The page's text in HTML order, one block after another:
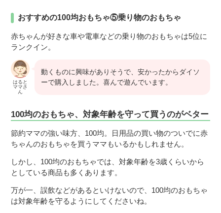
おすすめの100均おもちゃ⑤乗り物のおもちゃ
赤ちゃんが好きな車や電車などの乗り物のおもちゃは5位に
ランクイン。
はると
ママさ
ん
動くものに興味がありそうで、安かったからダイソ
ーで購入しました。喜んで遊んでいます。
100均のおもちゃ、対象年齢を守って買うのがベター
節約ママの強い味方、100均。日用品の買い物のついでに赤
ちゃんのおもちゃを買うママもいるかもしれません。
しかし、100均のおもちゃでは、対象年齢を3歳くらいから
としている商品も多くあります。
万が一、誤飲などがあるといけないので、100均のおもちゃ
は対象年齢を守るようにしてくださいね。